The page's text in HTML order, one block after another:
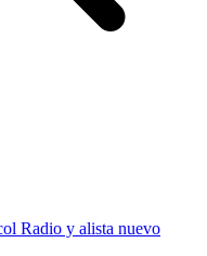
Radio y alista nuevo